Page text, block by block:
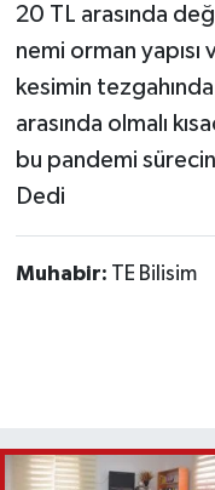
20 TL arasında
nemi orman yapısı
kesimin
arasında olmalı
bu pandemi
Dedi
Muhabir: TE Bilisim